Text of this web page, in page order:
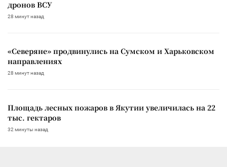
дронов ВСУ
28 минут назад
«Северяне» продвинулись на Сумском и Харьковском
направлениях
28 минут назад
Площадь лесных пожаров в Якутии увеличилась на 22
тыс. гектаров
32 минуты назад